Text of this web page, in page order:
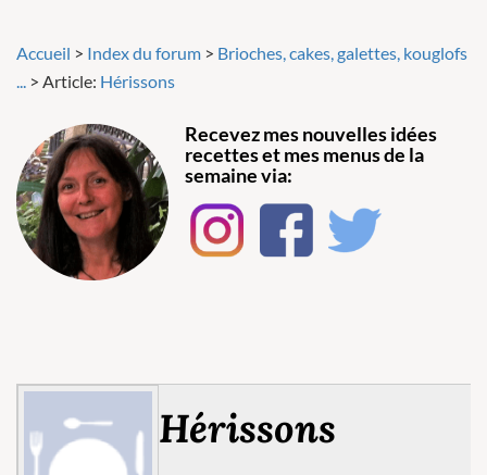
Accueil > Index du forum > Brioches, cakes, galettes, kouglofs
... > Article: Hérissons
Recevez mes nouvelles idées
recettes et mes menus de la
semaine via:
Hérissons